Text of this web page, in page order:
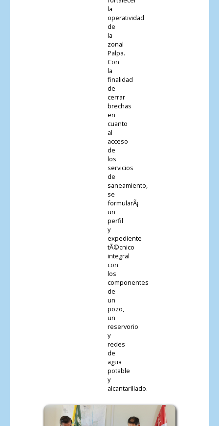
la
operatividad
de
la
zonal
Palpa.
Con
la
finalidad
de
cerrar
brechas
en
cuanto
al
acceso
de
los
servicios
de
saneamiento,
se
formularÃ¡
un
perfil
y
expediente
tÃ©cnico
integral
con
los
componentes
de
un
pozo,
un
reservorio
y
redes
de
agua
potable
y
alcantarillado.